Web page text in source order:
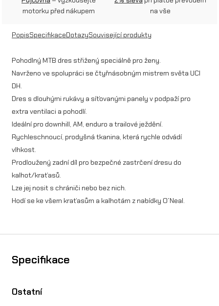
d
r
e
s
L
E
E
N
H
B
motorku před nákupem
na vše
PopisSpecifikaceDotazySouvisející produkty
Pohodlný MTB dres střižený speciálně pro ženy.
Navrženo ve spolupráci se čtyřnásobným mistrem světa UCI
DH.
Dres s dlouhými rukávy a síťovanými panely v podpaží pro
extra ventilaci a pohodlí.
Ideální pro downhill, AM, enduro a trailové ježdění.
Rychleschnoucí, prodyšná tkanina, která rychle odvádí
vlhkost.
Prodloužený zadní díl pro bezpečné zastrčení dresu do
kalhot/kraťasů.
Lze jej nosit s chrániči nebo bez nich.
Hodí se ke všem kraťasům a kalhotám z nabídky O´Neal.
Specifikace
Ostatní